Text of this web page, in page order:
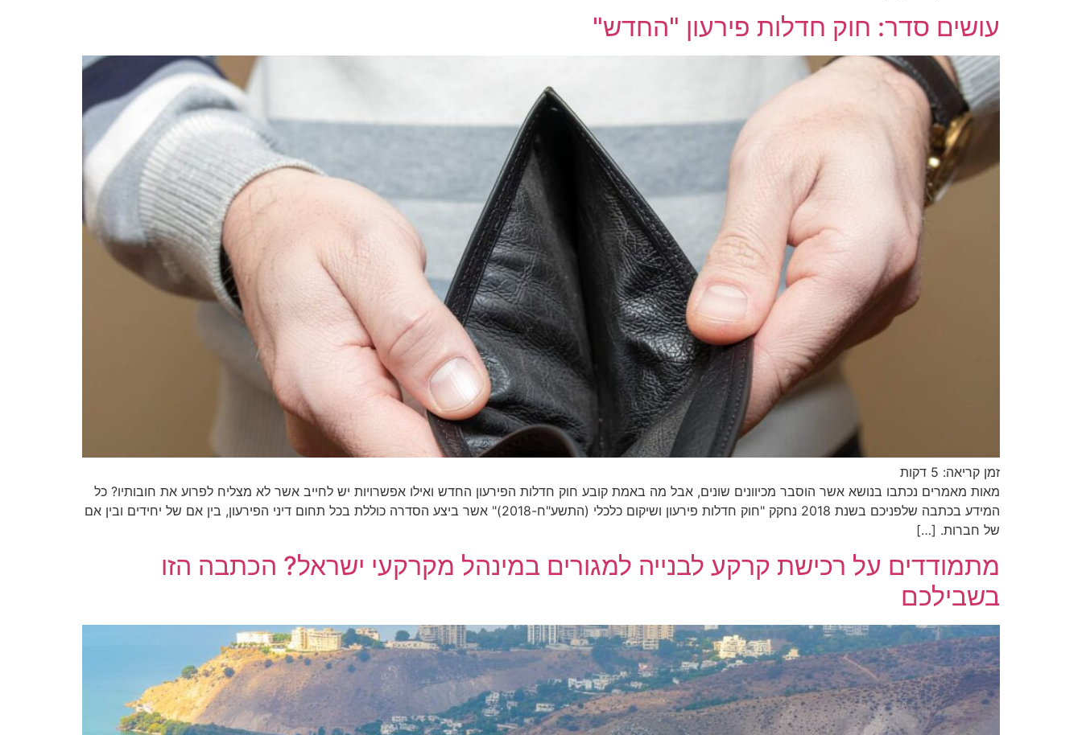
עושים סדר: חוק חדלות פירעון "החדש"
זמן קריאה: 5 דקות
מאות מאמרים נכתבו בנושא אשר הוסבר מכיוונים שונים, אבל מה באמת קובע חוק חדלות הפירעון החדש ואילו אפשרויות יש לחייב אשר לא מצליח לפרוע את חובותיו? כל
המידע בכתבה שלפניכם בשנת 2018 נחקק "חוק חדלות פירעון ושיקום כלכלי (התשע"ח-2018)" אשר ביצע הסדרה כוללת בכל תחום דיני הפירעון, בין אם של יחידים ובין אם
של חברות. […]
מתמודדים על רכישת קרקע לבנייה למגורים במינהל מקרקעי ישראל? הכתבה הזו
בשבילכם